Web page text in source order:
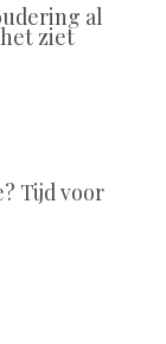
al
ziet
Tijd voor